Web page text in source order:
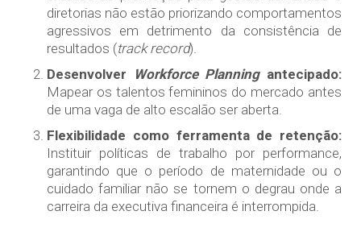
diretorias não estão priorizando comportamentos
agressivos em detrimento da consistência de
resultados (track record).
Desenvolver
Workforce Planningantecipado:
Mapear os talentos femininos do mercado antes
de uma vaga de alto escalão ser aberta.
Flexibilidade como ferramenta de retenção:
Instituir políticas de trabalho por performance,
garantindo que o período de maternidade ou o
cuidado familiar não se tornem o degrau onde a
carreira da executiva financeira é interrompida.